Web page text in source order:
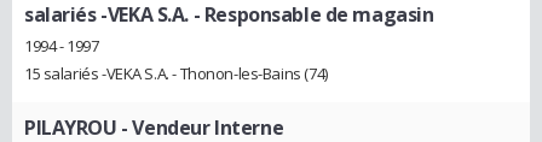
salariés -VEKA S.A. - Responsable de magasin
1994 - 1997
15 salariés -VEKA S.A. - Thonon-les-Bains (74)
PILAYROU - Vendeur Interne